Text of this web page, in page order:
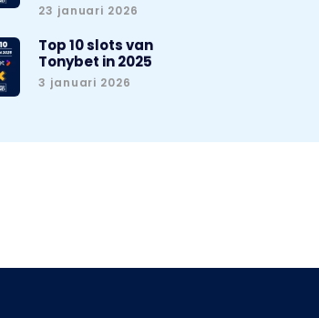
23 januari 2026
Top 10 slots van
Tonybet in 2025
3 januari 2026